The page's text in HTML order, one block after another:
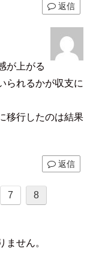
返信
が上がる
られるかが収支に
移行したのは結果
返信
7 8
ません。